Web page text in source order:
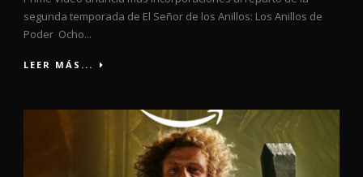
segunda temporada de El Señor de los Anillos: Los Anillos de
Poder Ocho...
LEER MÁS...